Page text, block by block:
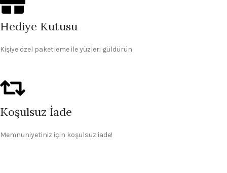
Hediye Kutusu
Kişiye özel paketleme ile yüzleri güldürün.
Koşulsuz İade
Memnuniyetiniz için koşulsuz iade!